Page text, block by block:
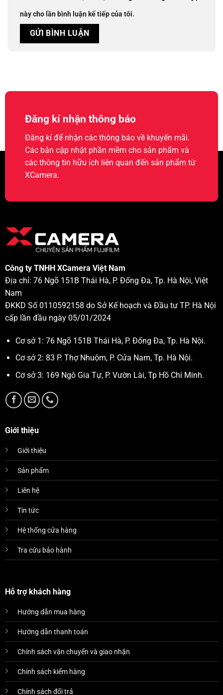
này cho lần bình luận kế tiếp của tôi.
Đăng kí nhận thông báo
Đăng kí để nhận các thông báo về khuyến mãi.
Các bản cập nhật phần mềm cho sản phẩm và
các thông tin hữu ích liên quan đến sản phẩm từ
XCamera.
Công ty TNHH XCamera Việt Nam
Địa chỉ: 76 Ngõ 151B Thái Hà, P. Đống Đa, Tp. Hà Nội, Việt
Nam
ĐKKD Số 0110592158 do Sở Kế hoạch và Đầu tư TP. Hà Nội
cấp lần đầu ngày 05/01/2024
Cơ sở 1: 76 Ngõ 151B Thái Hà, P. Đống Đa, Tp. Hà Nội.
Cơ sở 2: 83 P. Thợ Nhuộm, P. Cửa Nam, Tp. Hà Nội.
Cơ sở 3: 169 Ngô Gia Tự, P. Vườn Lài, Tp Hồ Chí Minh.
Giới thiệu
Giới thiệu
Sản phẩm
Liên hệ
Tin tức
Hệ thống cửa hàng
Tra cứu bảo hành
Hỗ trợ khách hàng
Hướng dẫn mua hàng
Hướng dẫn thanh toán
Chính sách vận chuyển và giao nhận
Chính sách kiểm hàng
Chính sách đổi trả